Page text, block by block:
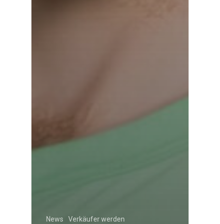
News Verkäufer werden